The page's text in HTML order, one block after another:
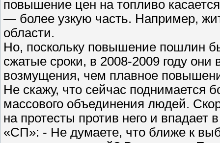
повышение цен на топливо
— более узкую часть. Например,
области.
Но, поскольку повышение пошлин
сжатые сроки, в 2008-2009 году
возмущения, чем плавное
Не скажу, что сейчас поднимается
массового объединения людей.
на протесты против него и впадает
«СП»: - Не думаете, что ближе к